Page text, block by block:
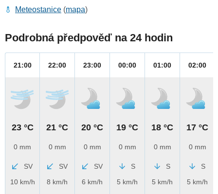
Meteostanice (mapa)
Podrobná předpověď na 24 hodin
21:00
23 °C
0 mm
SV
10 km/h
22:00
21 °C
0 mm
SV
8 km/h
23:00
20 °C
0 mm
SV
6 km/h
00:00
19 °C
0 mm
S
5 km/h
01:00
18 °C
0 mm
S
5 km/h
02:00
17 °C
0 mm
S
5 km/h